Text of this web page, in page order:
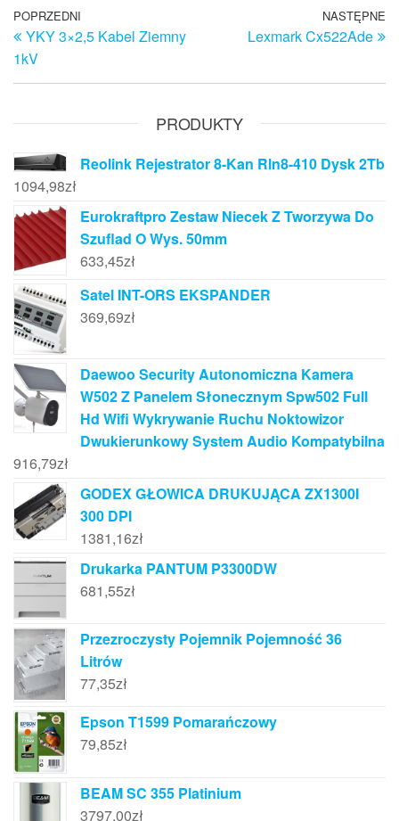
Nawigacja
wpisu
Poprzedni
wpis
POPRZEDNI
YKY 3×2,5 Kabel Ziemny
1kV
NASTĘPNE
Lexmark Cx522Ade
PRODUKTY
Reolink Rejestrator 8-Kan Rln8-410 Dysk 2Tb
1094,98zł
Eurokraftpro Zestaw Niecek Z Tworzywa Do
Szuflad O Wys. 50mm
633,45zł
Satel INT-ORS EKSPANDER
369,69zł
Daewoo Security Autonomiczna Kamera
W502 Z Panelem Słonecznym Spw502 Full
Hd Wifi Wykrywanie Ruchu Noktowizor
Dwukierunkowy System Audio Kompatybilna
916,79zł
GODEX GŁOWICA DRUKUJĄCA ZX1300I
300 DPI
1381,16zł
Drukarka PANTUM P3300DW
681,55zł
Przezroczysty Pojemnik Pojemność 36
Litrów
77,35zł
Epson T1599 Pomarańczowy
79,85zł
BEAM SC 355 Platinium
3797,00zł